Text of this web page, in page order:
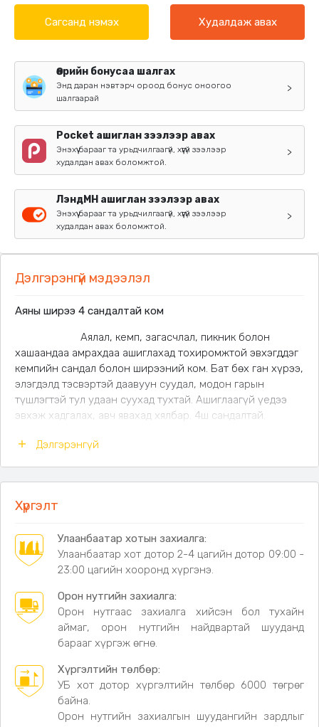
Сагсанд нэмэх Худалдаж авах
Өөрийн бонусаа шалгах
Энд даран нэвтэрч ороод бонус оноогоо
шалгаарай
>
Pocket ашиглан зээлээр авах
Энэхүү барааг та урьдчилгаагүй, хүүгүй зээлээр
худалдан авах боломжтой.
>
ЛэндМН ашиглан зээлээр авах
Энэхүү барааг та урьдчилгаагүй, хүүгүй зээлээр
худалдан авах боломжтой.
>
Дэлгэрэнгүй мэдээлэл
Аяны ширээ 4 сандалтай ком
Аялал, кемп, загасчлал, пикник болон
хашаандаа амрахдаа ашиглахад тохиромжтой эвхэгддэг
кемпийн сандал болон ширээний ком. Бат бөх ган хүрээ,
элэгдэлд тэсвэртэй даавуун суудал, модон гарын
түшлэгтэй тул удаан суухад тухтай. Ашиглаагүй үедээ
эвхэж хадгалах, авч явахад хялбар. 4ш сандалтай.
Өнгө:Хар, Шаргал
Сандал /даавуун суудал болон түшлэгтэй, модон
Хэмжээ:Ширээ-120х60х42см, Сандал-59х51х37см,
Сандлын даавуун түшлэгийн хэмжээ-25.5см,
Бариул хоорондын зай-53.5см
Давуу талууд:Ширээний тавцан матт зурагдаж муухай
болохгүй. Мөн сандлын бариул модон бөгөөд нуруу
болон хөлөндөө тааруулан суух ховилтой.
Дэлгэрэнгүй
Хүргэлт
Улаанбаатар хотын захиалга:
Улаанбаатар хот дотор 2-4 цагийн дотор 09:00 -
23:00 цагийн хооронд хүргэнэ.
Орон нутгийн захиалга:
Орон нутгаас захиалга хийсэн бол тухайн
аймаг, орон нутгийн найдвартай шууданд
барааг хүргэж өгнө.
Хүргэлтийн төлбөр:
УБ хот дотор хүргэлтийн төлбөр 6000 төгрөг
байна.
Орон нутгийн захиалгын шуудангийн зардлыг